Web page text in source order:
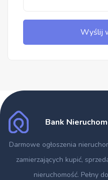
Wyślij
Bank
Darmowe ogłoszenia
zamierzających kupić,
nieruchomość. Pełny